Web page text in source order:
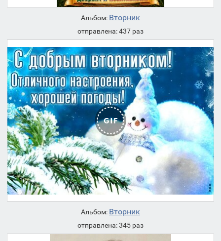
Альбом: Вторник
отправлена: 437 раз
Альбом: Вторник
отправлена: 345 раз